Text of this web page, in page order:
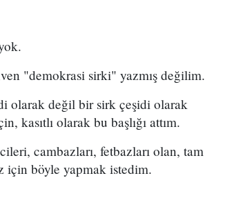
"demokrasi sirki" yazmış değilim.
olarak değil bir sirk çeşidi olarak
kasıtlı olarak bu başlığı attım.
cambazları, fetbazları olan, tam
için böyle yapmak istedim.